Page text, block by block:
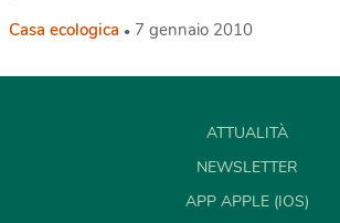
Casa ecologica 7 gennaio 2010
ATTUALITÀ
NEWSLETTER
APP APPLE (IOS)